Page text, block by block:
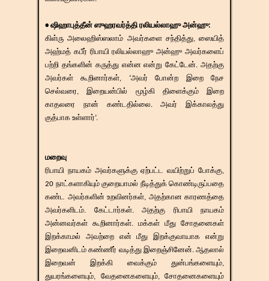
• ஷிஹாபுத்தீன் ஸுஹரவர்த்தி ரலியல்லாஹு அன்ஹு:
கிள்ரு அலைஹிஸ்ஸலாம் அவர்களை சந்தித்து, ஸையித்
அஹ்மத் கபீர் ரிபாயி ரலியல்லாஹு அன்ஹு அவர்களைப்
பற்றி தங்களின் கருத்து என்ன என்று கேட்டேன். அதற்கு
அவர்கள் கூறினார்கள், ‘அவர் போன்ற இறை நேச
செல்வரை, இறையன்பில் மூழ்கி திளைக்கும் இறை
காதலரை நான் கண்டதில்லை. அவர் இக்காலத்து
குத்பாக உள்ளார்’.
மறைவு
ரிபாயி நாயகம் அவர்களுக்கு ஏற்பட்ட வயிற்றுப் போக்கு,
20 நாட்களாகியும் குறையாமல் நீடித்துக் கொண்டிருப்பதை
கண்ட அவர்களின் உறவினர்கள், அதற்கான காரணத்தை
அவர்களிடம். கேட்டார்கள். அதற்கு ரிபாயி நாயகம்
அன்னவர்கள் கூறினார்கள். மக்கள் மீது சோதனைகள்
இறக்காமல் அவற்றை என் மீது இறக்குவாயாக என்று
இறைவனிடம் கண்ணீர் வடித்து இறைஞ்சினேன். ஆதலால்
இறைவன் இறக்கி வைக்கும் துன்பங்களையும்,
துயரங்களையும், வேதனைகளையும், சோதனைகளையும்